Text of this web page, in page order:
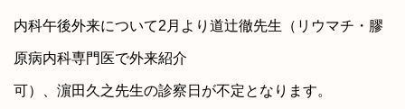
内科午後外来について2 月より道辻徹先生（リウマチ・膠
原病内科専門医で外来紹介
可）、濵田久之先生の診察日が不定となります。